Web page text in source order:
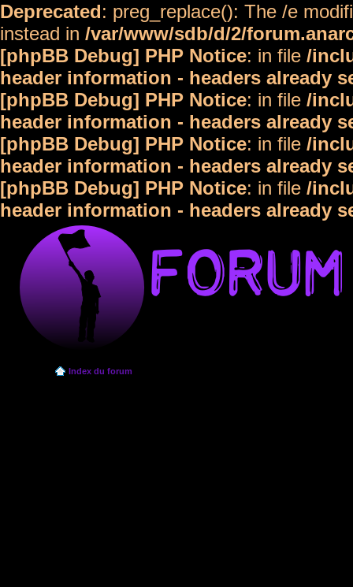
Deprecated: preg_replace(): The /e
instead in /var/www/sdb/d/2/
[phpBB Debug] PHP Notice: in file /
header information - headers already
[phpBB Debug] PHP Notice: in file /
header information - headers already
[phpBB Debug] PHP Notice: in file /
header information - headers already
[phpBB Debug] PHP Notice: in file /
header information - headers already
Index du forum